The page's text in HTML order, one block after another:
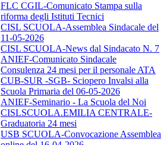
FLC CGIL-Comunicato Stampa sulla
riforma degli Istituti Tecnici
CISL SCUOLA-Assemblea Sindacale del
11-05-2026
CISL SCUOLA-News dal Sindacato N. 7
ANIEF-Comunicato Sindacale
Consulenza 24 mesi per il personale ATA
CUB-SUR -SGB- Sciopero Invalsi alla
Scuola Primaria del 06-05-2026
ANIEF-Seminario - La Scuola del Noi
CISLSCUOLA.EMILIA CENTRALE-
Graduatoria 24 mesi
USB SCUOLA-Convocazione Assemblea